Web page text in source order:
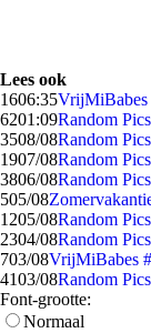
Lees ook
1606:35
6201:09Random
3508/08Random
1907/08Random
3806/08Random
505/08
1205/08Random
2304/08Random
703/08VrijMiBabes
4103/08Random
Font-grootte:
Normaal